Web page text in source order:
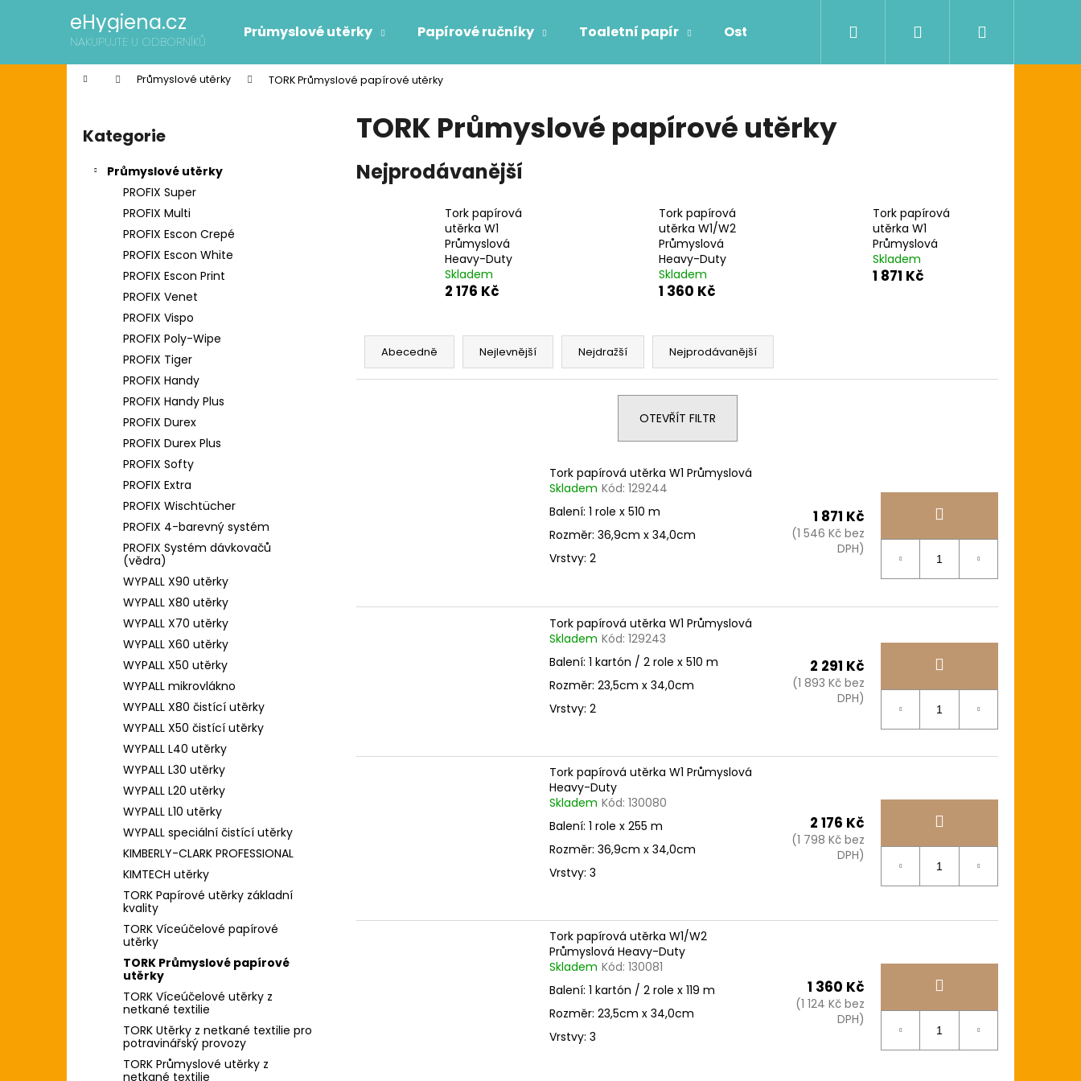
eHygiena.cz
NAKUPUJTE U ODBORNÍKŮ
Průmyslové utěrky Papírové ručníky Toaletní papír Ostatní Zdravotnictví Dávkovače
Přihlášení
Domů Průmyslové utěrky TORK Průmyslové papírové utěrky
Přeskočit
kategorie
Kategorie
Průmyslové utěrky
PROFIX Super
PROFIX Multi
PROFIX Escon Crepé
PROFIX Escon White
PROFIX Escon Print
PROFIX Venet
PROFIX Vispo
PROFIX Poly-Wipe
PROFIX Tiger
PROFIX Handy
PROFIX Handy Plus
PROFIX Durex
PROFIX Durex Plus
PROFIX Softy
PROFIX Extra
PROFIX Wischtücher
PROFIX 4-barevný systém
PROFIX Systém dávkovačů
(vědra)
WYPALL X90 utěrky
WYPALL X80 utěrky
WYPALL X70 utěrky
WYPALL X60 utěrky
WYPALL X50 utěrky
WYPALL mikrovlákno
WYPALL X80 čistící utěrky
WYPALL X50 čistící utěrky
WYPALL L40 utěrky
WYPALL L30 utěrky
WYPALL L20 utěrky
WYPALL L10 utěrky
WYPALL speciální čistící utěrky
KIMBERLY-CLARK PROFESSIONAL
KIMTECH utěrky
TORK Papírové utěrky základní
kvality
TORK Víceúčelové papírové
utěrky
TORK Průmyslové papírové
utěrky
TORK Víceúčelové utěrky z
netkané textilie
TORK Utěrky z netkané textilie pro
potravinářský provozy
TORK Průmyslové utěrky z
netkané textilie
TORK Průmyslové papírové utěrky
Nejprodávanější
Tork papírová
utěrka W1
Průmyslová
Heavy-Duty
Skladem
2 176 Kč
Tork papírová
utěrka W1/W2
Průmyslová
Heavy-Duty
Skladem
1 360 Kč
Tork papírová
utěrka W1
Průmyslová
Skladem
1 871 Kč
Ř
z
ů
Abecedně Nejlevnější Nejdražší Nejprodávanější
OTEVŘÍT FILTR
o
Tork papírová utěrka W1 Průmyslová
Skladem Kód: 129244
Balení: 1 role x 510 m
Rozměr: 36,9cm x 34,0cm
Vrstvy: 2
1 871 Kč
(1 546 Kč bez
DPH)
Tork papírová utěrka W1 Průmyslová
Skladem Kód: 129243
Balení: 1 kartón / 2 role x 510 m
Rozměr: 23,5cm x 34,0cm
Vrstvy: 2
2 291 Kč
(1 893 Kč bez
DPH)
Tork papírová utěrka W1 Průmyslová
Heavy-Duty
Skladem Kód: 130080
Balení: 1 role x 255 m
Rozměr: 36,9cm x 34,0cm
Vrstvy: 3
2 176 Kč
(1 798 Kč bez
DPH)
Tork papírová utěrka W1/W2
Průmyslová Heavy-Duty
Skladem Kód: 130081
Balení: 1 kartón / 2 role x 119 m
Rozměr: 23,5cm x 34,0cm
Vrstvy: 3
1 360 Kč
(1 124 Kč bez
DPH)
í
Zpět
do
Zpět
do
Co potřebujete najít?
HLEDAT
Doporučujeme
Následující
SCOTT SLIMROLL PAPÍROVÉ RUČNÍKY
2 595 Kč
Původně: 2 626 Kč
OBLIČEJOVÁ FILTRAČNÍ POLOMASKA
TORK POLISHING UTĚRKA W1/W2/W3
2 005 Kč